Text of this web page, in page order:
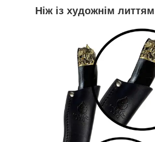
Ніж із художнім